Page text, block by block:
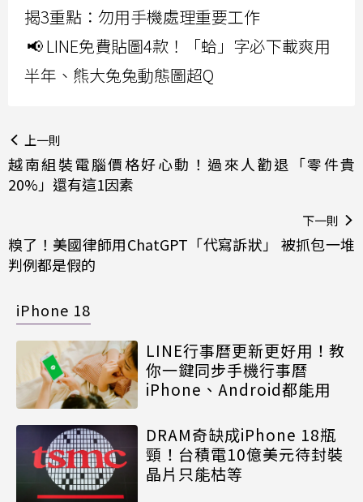
揭3重點：勿用手機處理重要工作
📢 LINE免費貼圖4款！「蛤」字必下載爽用
半年、熊大兔兔動態圖超Q
上一則
越南組裝電腦價格好心動！過來人勸退「零件貴
20%」還有這1因素
下一則
糗了！美國律師用ChatGPT「代寫訴狀」 被抓包一堆
判例都是假的
iPhone 18
LINE行事曆更新更好用！教
你一鍵同步手機行事曆
iPhone、Android都能用
DRAM奇缺成iPhone 18瓶
頸！台積電10億美元待封裝
晶片只能枯等